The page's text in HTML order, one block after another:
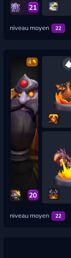
21
niveau moyen 22
4
20
niveau moyen 22